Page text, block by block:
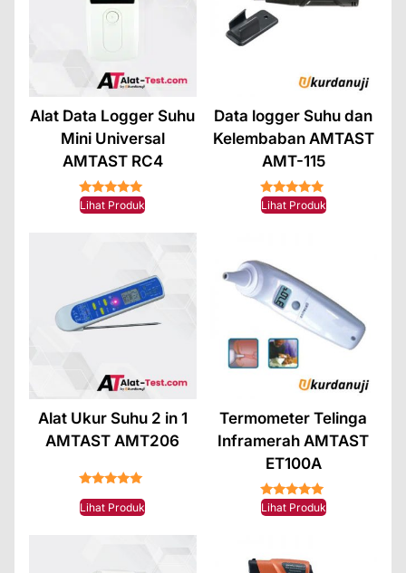
Alat Data Logger Suhu
Mini Universal
AMTAST RC4
★★★★★
Lihat Produk
Data logger Suhu dan
Kelembaban AMTAST
AMT-115
★★★★★
Lihat Produk
Alat Ukur Suhu 2 in 1
AMTAST AMT206
Lihat Produk
Termometer Telinga
Inframerah AMTAST
ET100A
★★★★★
Lihat Produk